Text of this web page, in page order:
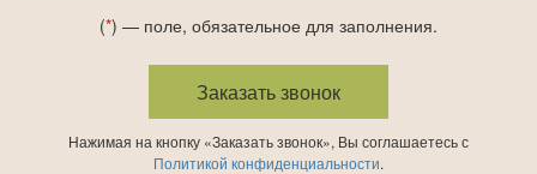
(*) — поле, обязательное для заполнения.
Нажимая на кнопку «Заказать звонок», Вы соглашаетесь с
Политикой конфиденциальности.